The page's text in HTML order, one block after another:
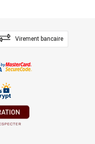
Virement bancaire